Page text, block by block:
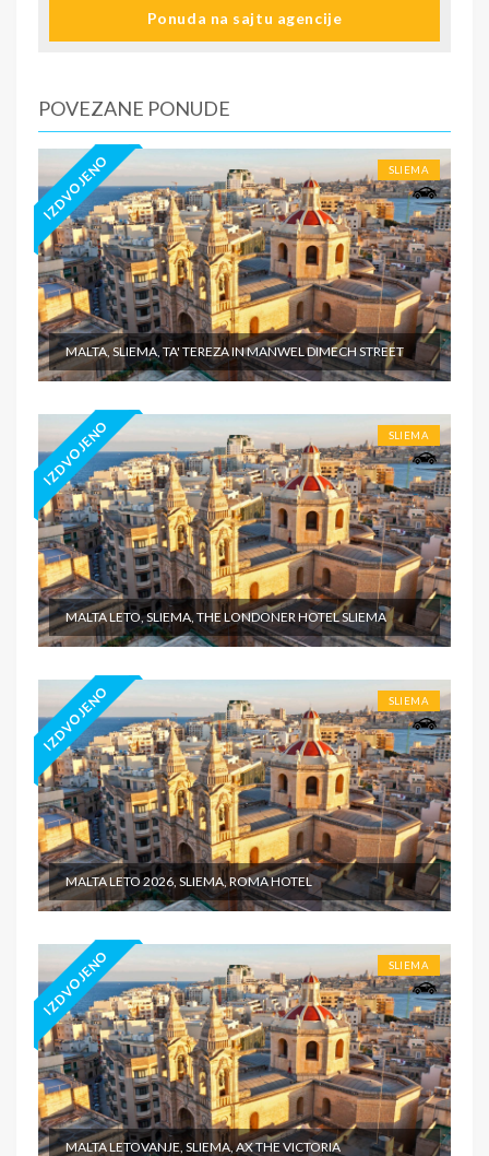
zdravstveno osiguranje. Preporuka turističke agencije
Tiara Holidaysje da putnik poseduje navedeno
Ponuda na sajtu agencije
POVEZANE PONUDE
IZDVOJENO SLIEMA
MALTA, SLIEMA, TA' TEREZA IN MANWEL DIMECH STREET
IZDVOJENO SLIEMA
MALTA LETO, SLIEMA, THE LONDONER HOTEL SLIEMA
IZDVOJENO SLIEMA
MALTA LETO 2026, SLIEMA, ROMA HOTEL
IZDVOJENO SLIEMA
MALTA LETOVANJE, SLIEMA, AX THE VICTORIA